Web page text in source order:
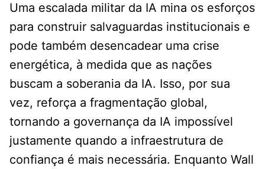
Uma escalada militar da IA ​​mina os esforços
para construir salvaguardas institucionais e
pode também desencadear uma crise
energética, à medida que as nações
buscam a soberania da IA. Isso, por sua
vez, reforça a fragmentação global,
tornando a governança da IA ​​impossível
justamente quando a infraestrutura de
confiança é mais necessária. Enquanto Wall